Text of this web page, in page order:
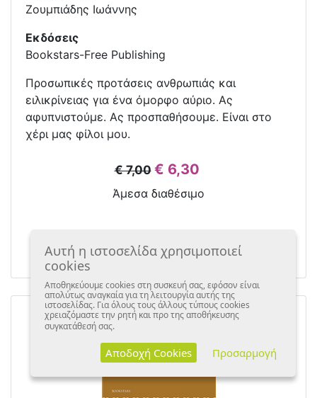
Ζουμπιάδης Ιωάννης
Εκδόσεις
Bookstars-Free Publishing
Προσωπικές προτάσεις ανθρωπιάς και
ειλικρίνειας για ένα όμορφο αύριο. Ας
αφυπνιστούμε. Ας προσπαθήσουμε. Είναι στο
χέρι μας φίλοι μου.
€ 7,00 € 6,30
Άμεσα διαθέσιμο
Αυτή η ιστοσελίδα χρησιμοποιεί
cookies
Αποθηκεύουμε cookies στη συσκευή σας, εφόσον είναι
απολύτως αναγκαία για τη λειτουργία αυτής της
ιστοσελίδας. Για όλους τους άλλους τύπους cookies
χρειαζόμαστε την ρητή και προ της αποθήκευσης
συγκατάθεσή σας.
Αποδοχή Cookies Προσαρμογή